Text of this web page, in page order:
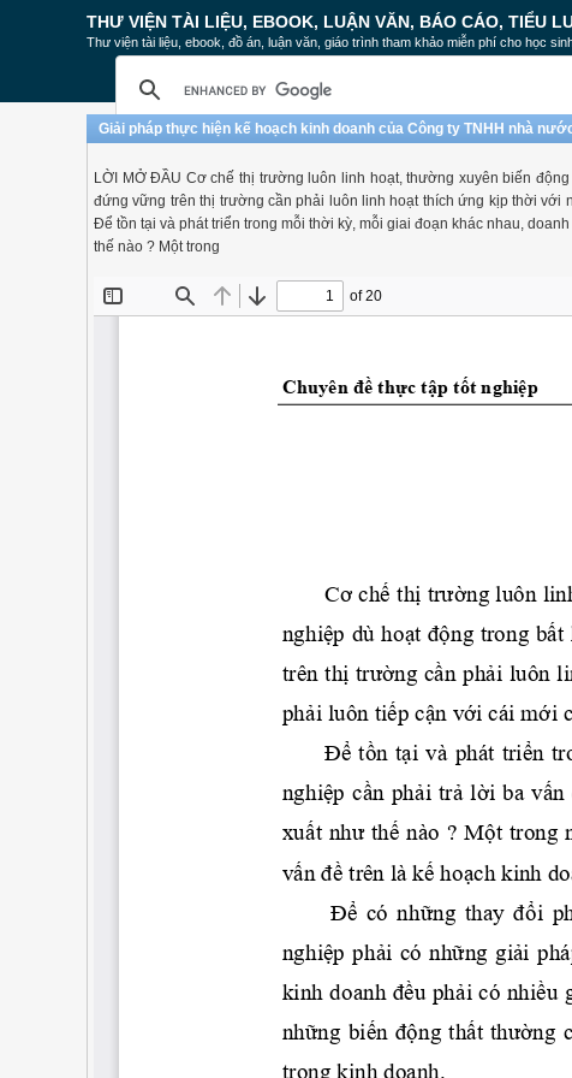
THƯ VIỆN TÀI LIỆU, EBOOK, LUẬN VĂN, BÁO CÁO, TIỂU
Thư viện tài liệu, ebook, đồ án, luận văn, giáo trình tham khảo miễn phí cho học
Giải pháp thực hiện kế hoạch kinh doanh của Công ty TNHH nhà
LỜI MỞ ĐẦU Cơ chế thị trường luôn linh hoạt, thường xuyên biến
đứng vững trên thị trường cần phải luôn linh hoạt thích ứng kịp thời
Để tồn tại và phát triển trong mỗi thời kỳ, mỗi giai đoạn khác nhau,
thế nào ? Một trong